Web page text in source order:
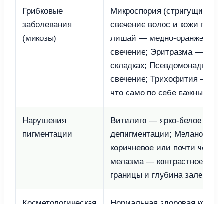
Грибковые
заболевания
(микозы)
Микроспория (стригущий
свечение волос и кожи
лишай — медно-оранжевое,
свечение; Эритразма —
складках;
свечение; Трихофития —
что само по себе важный
Нарушения
пигментации
Витилиго — ярко-белое
депигментации; Меланоз
коричневое или почти
мелазма — контрастное
границы и глубина